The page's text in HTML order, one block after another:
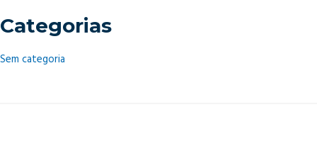
Categorias
Sem categoria